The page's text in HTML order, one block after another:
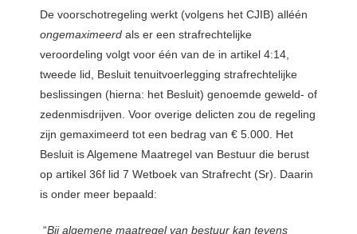
De voorschotregeling werkt (volgens het CJIB) alléén
ongemaximeerd als er een strafrechtelijke
veroordeling volgt voor één van de in artikel 4:14,
tweede lid, Besluit tenuitvoerlegging strafrechtelijke
beslissingen (hierna: het Besluit) genoemde geweld- of
zedenmisdrijven. Voor overige delicten zou de regeling
zijn gemaximeerd tot een bedrag van € 5.000. Het
Besluit is Algemene Maatregel van Bestuur die berust
op artikel 36f lid 7 Wetboek van Strafrecht (Sr). Daarin
is onder meer bepaald:
“Bij algemene maatregel van bestuur kan tevens